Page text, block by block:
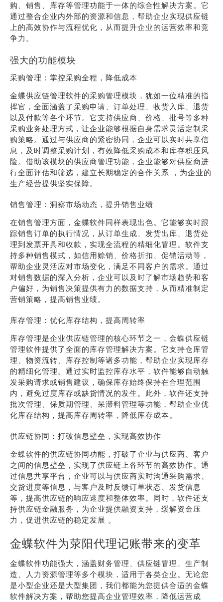
购、销售、库存等管理功能于一体的综合性解决方案。它
通过整合企业内外部的资源和信息，帮助企业实现供应链
上的高效协作与流程优化，从而提升企业的运营效率和竞
争力。
强大的功能模块
采购管理：掌控采购全程，降低成本
金蝶供应链管理软件的采购管理模块，犹如一位精准的指
挥官，全面涵盖了采购申请、订单处理、收货入库、退货
以及付款等各个环节。它支持供应商、价格、批号等多种
采购业务处理方式，让企业能够根据自身需求灵活定制采
购策略。通过与供应商的紧密协同，企业可以实时共享信
息，及时调整采购计划，有效降低采购成本和库存积压风
险。借助该模块的供应商管理功能，企业能够对供应商进
行全面评估和筛选，建立长期稳定的合作关系 ，为企业的
生产经营提供坚实保障。
销售管理：洞察市场动态，提升销售业绩
在销售管理方面，金蝶软件同样表现出色。它能够实时跟
踪销售订单的执行情况，从订单生成、发货出库、退货处
理到发票开具和收款，实现全流程的精细化管理。软件支
持多种销售模式，如信用赊销、价格折扣、促销活动等，
帮助企业灵活应对市场变化，满足不同客户的需求。通过
对销售数据的深入分析，企业可以及时了解市场趋势和客
户偏好，为销售决策提供有力的数据支持，从而精准制定
营销策略，提高销售业绩。
库存管理：优化库存结构，提高周转率
库存管理是企业供应链管理的核心环节之一，金蝶供应链
管理软件提供了全面的库存管理解决方案。它支持仓库管
理、物资流转、库存控制等诸多功能，帮助企业实现库存
的精细化管理。通过实时监控库存水平，软件能够自动触
发采购请求或销售建议，确保库存始终保持在合理范围
内，避免过度库存或缺货情况的发生。此外，软件还支持
批次管理、保质期管理、呆滞料管理等功能，帮助企业优
化库存结构，提高库存周转率，降低库存成本。
供应链协同：打破信息壁垒，实现高效协作
金蝶软件的供应链协同功能，打破了企业与供应商、客户
之间的信息壁垒，实现了供应链上各环节的高效协作。通
过信息共享平台，企业可以与供应商实时沟通采购需求、
交货进度等信息，与客户及时反馈订单状态、发货信息
等，提高供应链的响应速度和整体效率。同时，软件还支
持供应链金融服务，为企业提供融资支持，缓解资金压
力，促进供应链的稳定发展 。
金蝶软件为荥阳代理记账带来的变革
金蝶软件功能强大，涵盖财务管理、供应链管理、生产制
造、人力资源管理等多个模块，适用于各类企业。无论您
是小型企业还是大型集团，我们都能为您提供合适的金蝶
软件解决方案，帮助您提高企业管理效率，降低运营成